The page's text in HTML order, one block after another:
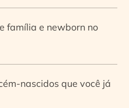
família e newborn no
nascidos que você já